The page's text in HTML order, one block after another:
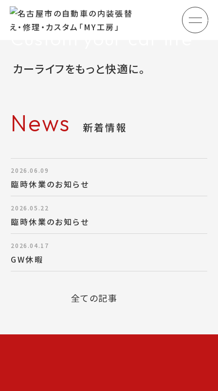
メ
車の内張り
商品紹介
会社概要
お問い合わせ
特定商取引表示
新着情報
Custom your car life
カーライフをもっと快適に。
News 新着情報
2026.06.09
臨時休業のお知らせ
2026.05.22
臨時休業のお知らせ
2026.04.17
GW休暇
全ての記事